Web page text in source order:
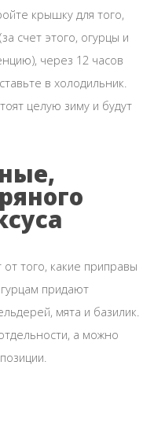
крышку для того,
счет этого, огурцы и
через 12 часов
в холодильник.
целую зиму и будут
от того, какие приправы
придают
мята и базилик.
а можно